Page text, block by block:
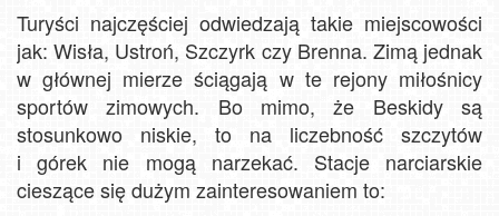
Turyści najczęściej odwiedzają takie miejscowości
jak: Wisła, Ustroń, Szczyrk czy Brenna. Zimą jednak
w głównej mierze ściągają w te rejony miłośnicy
sportów zimowych. Bo mimo, że Beskidy są
stosunkowo niskie, to na liczebność szczytów
i górek nie mogą narzekać. Stacje narciarskie
cieszące się dużym zainteresowaniem to: